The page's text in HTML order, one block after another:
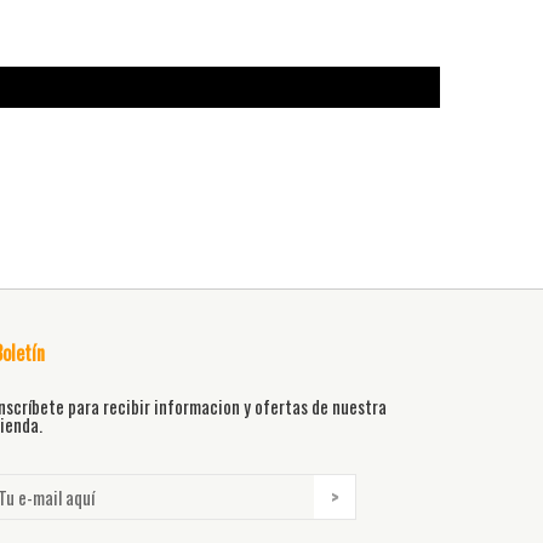
para recibir informacion y ofertas de nuestra